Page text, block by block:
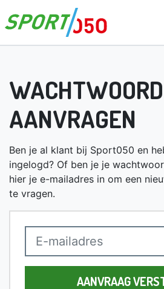
Direct naar de inhoud van de pagina
WACHTWOORD
AANVRAGEN
Ben je al klant bij Sport050 en
ingelogd? Of ben je je
hier je e-mailadres in om een
te vragen.
AANVRAAG